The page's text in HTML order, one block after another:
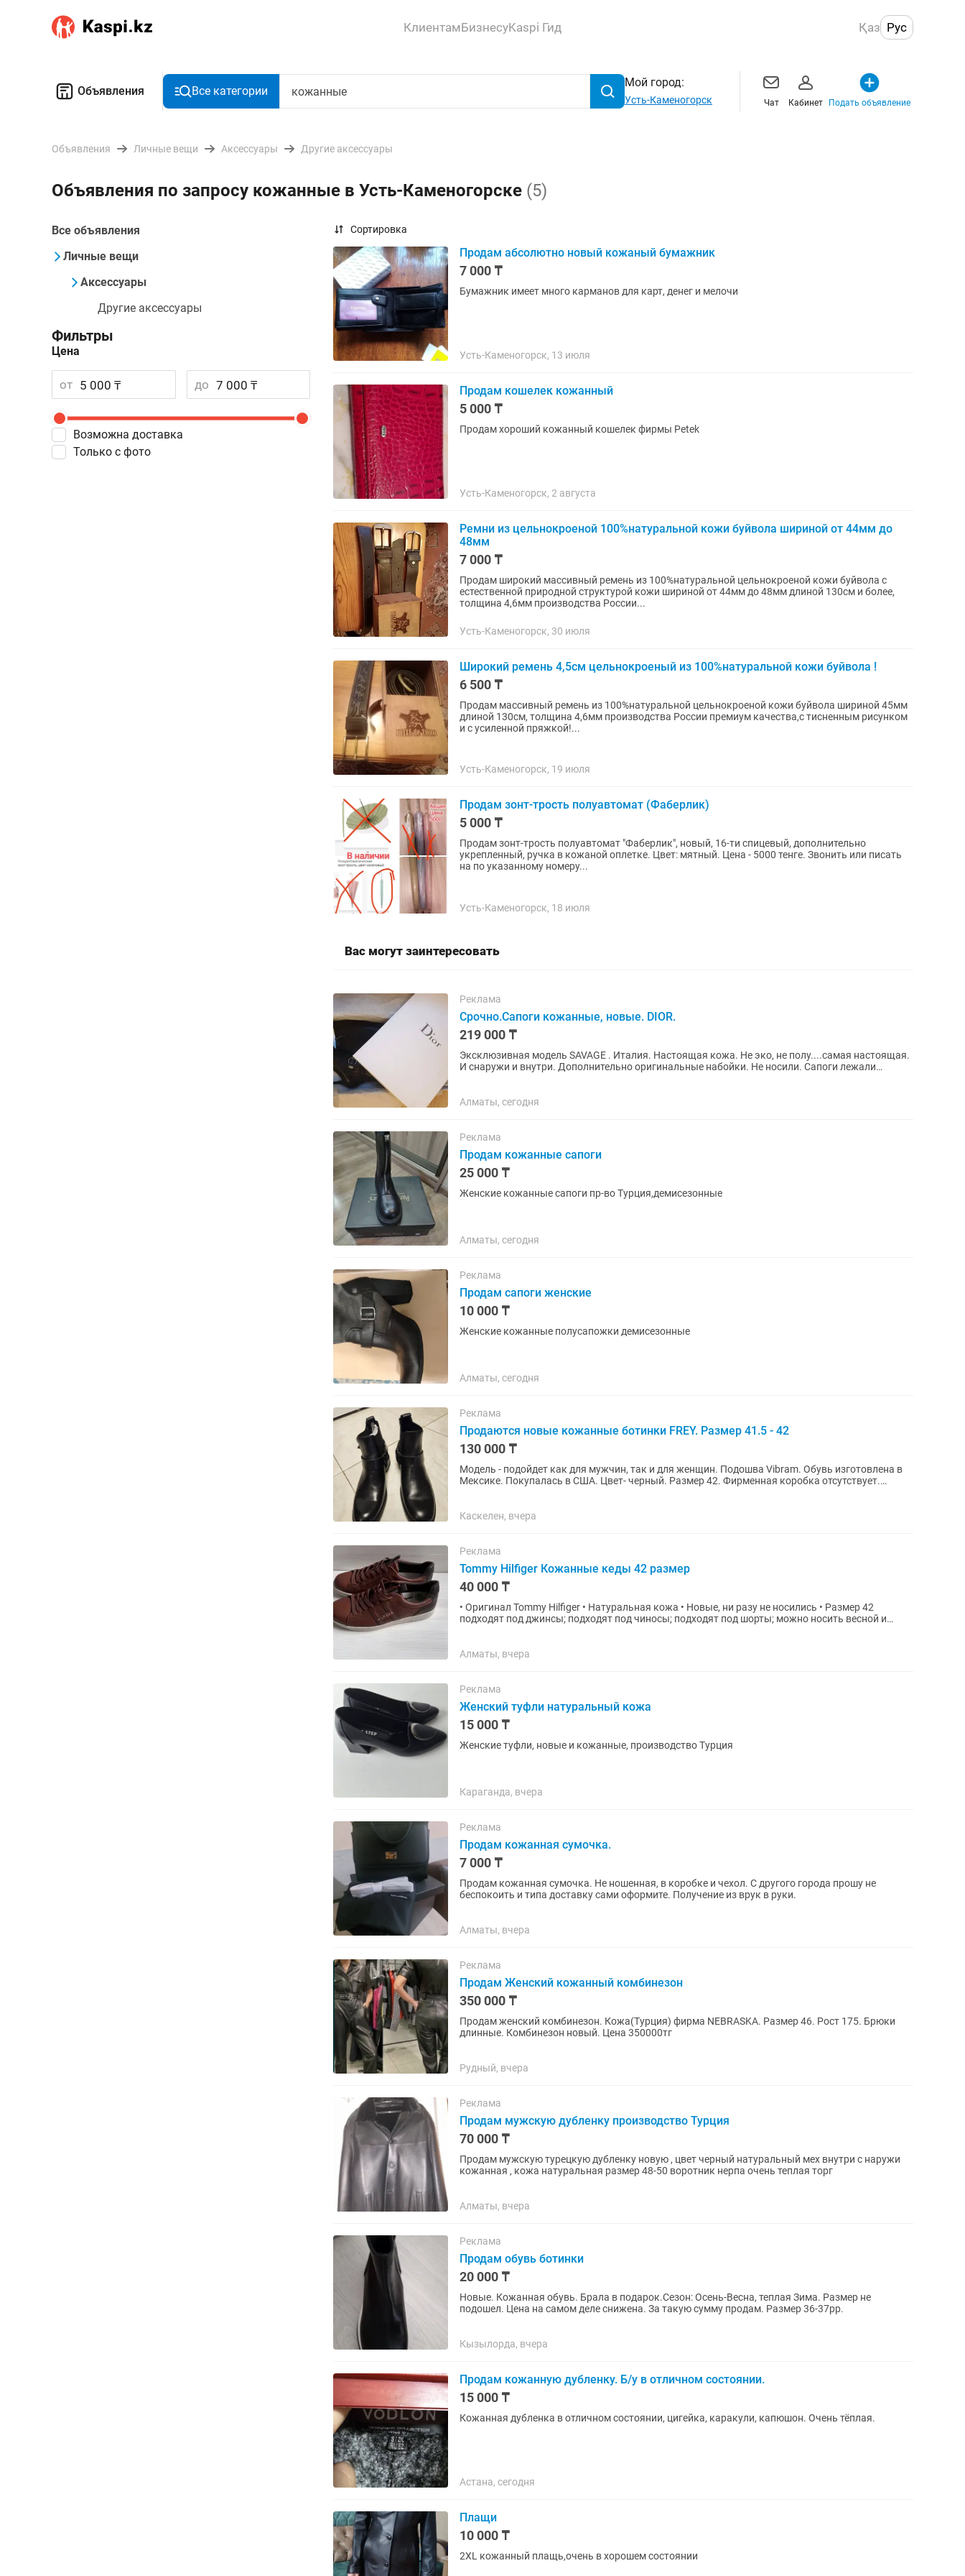
КлиентамБизнесуKaspi Гид Қаз Рус
Объявления Все категории
Мой город:
Усть-Каменогорск Чат Кабинет Подать объявление
Объявления Личные вещи Аксессуары Другие аксессуары
Объявления по запросу кожанные в Усть-Каменогорске (5)
Все объявления
Личные вещи
Аксессуары
Другие аксессуары
Фильтры
Цена
от до
Возможна доставка
Только с фото
Сортировка
Продам абсолютно новый кожаный бумажник
7 000 ₸
Бумажник имеет много карманов для карт, денег и мелочи
Усть-Каменогорск, 13 июля
Продам кошелек кожанный
5 000 ₸
Продам хороший кожанный кошелек фирмы Petek
Усть-Каменогорск, 2 августа
Ремни из цельнокроеной 100%натуральной кожи буйвола шириной от 44мм до
48мм
7 000 ₸
Продам широкий массивный ремень из 100%натуральной цельнокроеной кожи буйвола с
естественной природной структурой кожи шириной от 44мм до 48мм длиной 130см и более,
толщина 4,6мм производства России...
Усть-Каменогорск, 30 июля
Широкий ремень 4,5см цельнокроеный из 100%натуральной кожи буйвола !
6 500 ₸
Продам массивный ремень из 100%натуральной цельнокроеной кожи буйвола шириной 45мм
длиной 130см, толщина 4,6мм производства России премиум качества,с тисненным рисунком
и с усиленной пряжкой!...
Усть-Каменогорск, 19 июля
Продам зонт-трость полуавтомат (Фаберлик)
5 000 ₸
Продам зонт-трость полуавтомат "Фаберлик", новый, 16-ти спицевый, дополнительно
укрепленный, ручка в кожаной оплетке. Цвет: мятный. Цена - 5000 тенге. Звонить или писать
на по указанному номеру...
Усть-Каменогорск, 18 июля
Вас могут заинтересовать
Реклама
Срочно.Сапоги кожанные, новые. DIOR.
219 000 ₸
Эксклюзивная модель SAVAGE . Италия. Настоящая кожа. Не эко, не полу....самая настоящая.
И снаружи и внутри. Дополнительно оригинальные набойки. Не носили. Сапоги лежали
Алматы, сегодня
Реклама
Продам кожанные сапоги
25 000 ₸
Женские кожанные сапоги пр-во Турция,демисезонные
Алматы, сегодня
Реклама
Продам сапоги женские
10 000 ₸
Женские кожанные полусапожки демисезонные
Алматы, сегодня
Реклама
Продаются новые кожанные ботинки FREY. Размер 41.5 - 42
130 000 ₸
Модель - подойдет как для мужчин, так и для женщин. Подошва Vibram. Обувь изготовлена в
Мексике. Покупалась в США. Цвет- черный. Размер 42. Фирменная коробка отсутствует.
Каскелен, вчера
Реклама
Tommy Hilfiger Кожанные кеды 42 размер
40 000 ₸
• Оригинал Tommy Hilfiger • Натуральная кожа • Новые, ни разу не носились • Размер 42
подходят под джинсы; подходят под чиносы; подходят под шорты; можно носить весной и
Алматы, вчера
Реклама
Женский туфли натуральный кожа
15 000 ₸
Женские туфли, новые и кожанные, производство Турция
Караганда, вчера
Реклама
Продам кожанная сумочка.
7 000 ₸
Продам кожанная сумочка. Не ношенная, в коробке и чехол. С другого города прошу не
беспокоить и типа доставку сами оформите. Получение из врук в руки.
Алматы, вчера
Реклама
Продам Женский кожанный комбинезон
350 000 ₸
Продам женский комбинезон. Кожа(Турция) фирма NEBRASKA. Размер 46. Рост 175. Брюки
длинные. Комбинезон новый. Цена 350000тг
Рудный, вчера
Реклама
Продам мужскую дубленку производство Турция
70 000 ₸
Продам мужскую турецкую дубленку новую , цвет черный натуральный мех внутри с наружи
кожанная , кожа натуральная размер 48-50 воротник нерпа очень теплая торг
Алматы, вчера
Реклама
Продам обувь ботинки
20 000 ₸
Новые. Кожанная обувь. Брала в подарок.Сезон: Осень-Весна, теплая Зима. Размер не
подошел. Цена на самом деле снижена. За такую сумму продам. Размер 36-37рр.
Кызылорда, вчера
Продам кожанную дубленку. Б/у в отличном состоянии.
15 000 ₸
Кожанная дубленка в отличном состоянии, цигейка, каракули, капюшон. Очень тёплая.
Астана, сегодня
Плащи
10 000 ₸
2XL кожанный плащь,очень в хорошем состоянии